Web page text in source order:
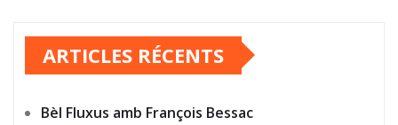
ARTICLES RÉCENTS
Bèl Fluxus amb François Bessac